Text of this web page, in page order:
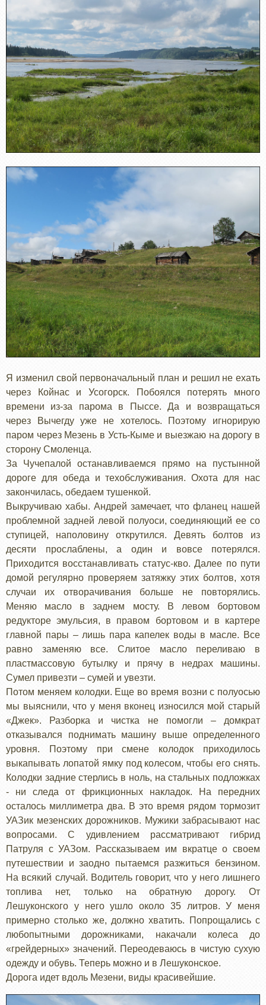
Я изменил свой первоначальный план и решил не ехать
через Койнас и Усогорск. Побоялся потерять много
времени из-за парома в Пыссе. Да и возвращаться
через Вычегду уже не хотелось. Поэтому игнорирую
паром через Мезень в Усть-Кыме и выезжаю на дорогу в
сторону Смоленца.
За Чучепалой останавливаемся прямо на пустынной
дороге для обеда и техобслуживания. Охота для нас
закончилась, обедаем тушенкой.
Выкручиваю хабы. Андрей замечает, что фланец нашей
проблемной задней левой полуоси, соединяющий ее со
ступицей, наполовину открутился. Девять болтов из
десяти прослаблены, а один и вовсе потерялся.
Приходится восстанавливать статус-кво. Далее по пути
домой регулярно проверяем затяжку этих болтов, хотя
случаи их отворачивания больше не повторялись.
Меняю масло в заднем мосту. В левом бортовом
редукторе эмульсия, в правом бортовом и в картере
главной пары – лишь пара капелек воды в масле. Все
равно заменяю все. Слитое масло переливаю в
пластмассовую бутылку и прячу в недрах машины.
Сумел привезти – сумей и увезти.
Потом меняем колодки. Еще во время возни с полуосью
мы выяснили, что у меня вконец износился мой старый
«Джек». Разборка и чистка не помогли – домкрат
отказывался поднимать машину выше определенного
уровня. Поэтому при смене колодок приходилось
выкапывать лопатой ямку под колесом, чтобы его снять.
Колодки задние стерлись в ноль, на стальных подложках
- ни следа от фрикционных накладок. На передних
осталось миллиметра два. В это время рядом тормозит
УАЗик мезенских дорожников. Мужики забрасывают нас
вопросами. С удивлением рассматривают гибрид
Патруля с УАЗом. Рассказываем им вкратце о своем
путешествии и заодно пытаемся разжиться бензином.
На всякий случай. Водитель говорит, что у него лишнего
топлива нет, только на обратную дорогу. От
Лешуконского у него ушло около 35 литров. У меня
примерно столько же, должно хватить. Попрощались с
любопытными дорожниками, накачали колеса до
«грейдерных» значений. Переодеваюсь в чистую сухую
одежду и обувь. Теперь можно и в Лешуконское.
Дорога идет вдоль Мезени, виды красивейшие.